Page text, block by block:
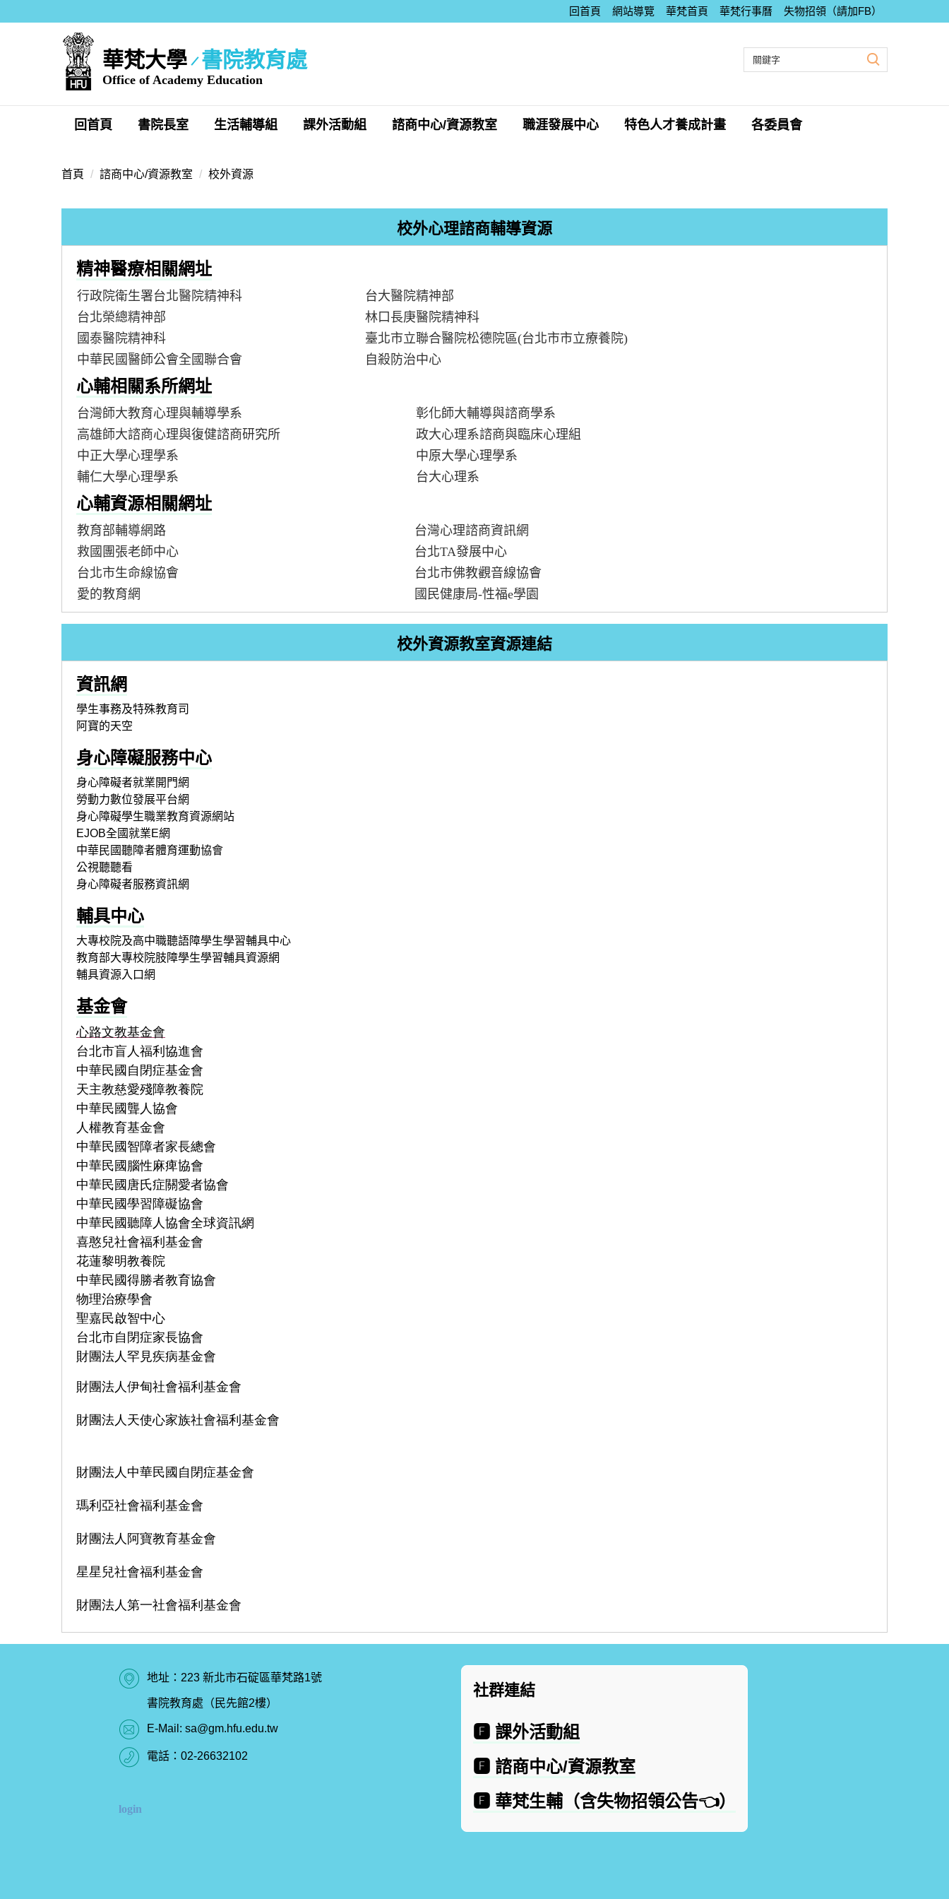
華梵大學 書院教育處
Office of Academy Education
回首頁 書院長室 生活輔導組 課外活動組 諮商中心/資源教室 職涯發展中心 特色人才養成計畫 各委員會
回首頁 網站導覽 華梵首頁 華梵行事曆 失物招領（請加FB）
首頁 諮商中心/資源教室 校外資源
校外心理諮商輔導資源
精神醫療相關網址
行政院衛生署台北醫院精神科
台大醫院精神部
台北榮總精神部
林口長庚醫院精神科
國泰醫院精神科
臺北市立聯合醫院松德院區(台北市市立療養院)
中華民國醫師公會全國聯合會
自殺防治中心
心輔相關系所網址
台灣師大教育心理與輔導學系
彰化師大輔導與諮商學系
高雄師大諮商心理與復健諮商研究所
政大心理系諮商與臨床心理組
中正大學心理學系
中原大學心理學系
輔仁大學心理學系
台大心理系
心輔資源相關網址
教育部輔導網路
台灣心理諮商資訊網
救國團張老師中心
台北TA發展中心
台北市生命線協會
台北市佛教觀音線協會
愛的教育網
國民健康局-性福e學園
校外資源教室資源連結
資訊網
學生事務及特殊教育司
阿寶的天空
身心障礙服務中心
身心障礙者就業開門網
勞動力數位發展平台網
身心障礙學生職業教育資源網站
EJOB全國就業E網
中華民國聽障者體育運動協會
公視聽聽看
身心障礙者服務資訊網
輔具中心
大專校院及高中職聽語障學生學習輔具中心
教育部大專校院肢障學生學習輔具資源網
輔具資源入口網
基金會
心路文教基金會
台北市盲人福利協進會
中華民國自閉症基金會
天主教慈愛殘障教養院
中華民國聾人協會
人權教育基金會
中華民國智障者家長總會
中華民國腦性麻痺協會
中華民國唐氏症關愛者協會
中華民國學習障礙協會
中華民國聽障人協會全球資訊網
喜憨兒社會福利基金會
花蓮黎明教養院
中華民國得勝者教育協會
物理治療學會
聖嘉民啟智中心
台北市自閉症家長協會
財團法人罕見疾病基金會
財團法人伊甸社會福利基金會
財團法人天使心家族社會福利基金會
財團法人中華民國自閉症基金會
瑪利亞社會福利基金會
財團法人阿寶教育基金會
星星兒社會福利基金會
財團法人第一社會福利基金會
地址：223 新北市石碇區華梵路1號
書院教育處（民先館2樓）
E-Mail: sa@gm.hfu.edu.tw
電話： 02-26632102
login
社群連結
🅵 課外活動組
🅵 諮商中心/資源教室
🅵 華梵生輔（含失物招領公告👈）